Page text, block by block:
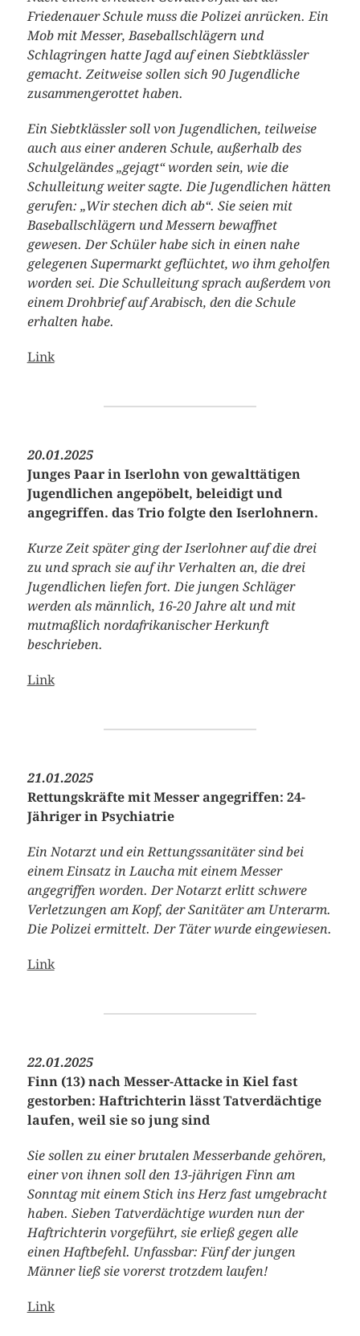
Friedenauer Schule muss die Polizei anrücken. Ein
Mob mit Messer, Baseballschlägern und
Schlagringen hatte Jagd auf einen Siebtklässler
gemacht. Zeitweise sollen sich 90 Jugendliche
zusammengerottet haben.
Ein Siebtklässler soll von Jugendlichen, teilweise
auch aus einer anderen Schule, außerhalb des
Schulgeländes „gejagt“ worden sein, wie die
Schulleitung weiter sagte. Die Jugendlichen hätten
gerufen: „Wir stechen dich ab“. Sie seien mit
Baseballschlägern und Messern bewaffnet
gewesen. Der Schüler habe sich in einen nahe
gelegenen Supermarkt geflüchtet, wo ihm geholfen
worden sei. Die Schulleitung sprach außerdem von
einem Drohbrief auf Arabisch, den die Schule
erhalten habe.
Link
20.01.2025
Junges Paar in Iserlohn von gewalttätigen
Jugendlichen angepöbelt, beleidigt und
angegriffen. das Trio folgte den Iserlohnern.
Kurze Zeit später ging der Iserlohner auf die drei
zu und sprach sie auf ihr Verhalten an, die drei
Jugendlichen liefen fort. Die jungen Schläger
werden als männlich, 16-20 Jahre alt und mit
mutmaßlich nordafrikanischer Herkunft
beschrieben.
Link
21.01.2025
Rettungskräfte mit Messer angegriffen: 24-
Jähriger in Psychiatrie
Ein Notarzt und ein Rettungssanitäter sind bei
einem Einsatz in Laucha mit einem Messer
angegriffen worden. Der Notarzt erlitt schwere
Verletzungen am Kopf, der Sanitäter am Unterarm.
Die Polizei ermittelt. Der Täter wurde eingewiesen.
Link
22.01.2025
Finn (13) nach Messer-Attacke in Kiel fast
gestorben: Haftrichterin lässt Tatverdächtige
laufen, weil sie so jung sind
Sie sollen zu einer brutalen Messerbande gehören,
einer von ihnen soll den 13-jährigen Finn am
Sonntag mit einem Stich ins Herz fast umgebracht
haben. Sieben Tatverdächtige wurden nun der
Haftrichterin vorgeführt, sie erließ gegen alle
einen Haftbefehl. Unfassbar: Fünf der jungen
Männer ließ sie vorerst trotzdem laufen!
Link